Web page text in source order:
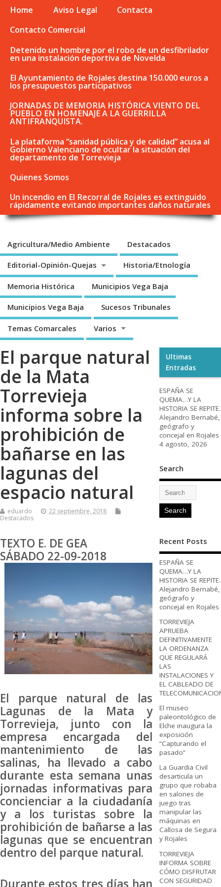
Home Aviso Legal
Contacta
Contacto Comercial
Detenido un hombre por el robo de un desfibrilador
en una instalación deportiva de Novelda
El Ayuntamiento de Rojales destina 150.000 euros a
los presupuestos participativos
JORNADAS DE MEMORIA HISTÓRICA VIENTO DEL
PUEBLO EN HOMENAJE A LA GUERRILLA
ANTIFRANQUISTA.
La plataforma “sanidad pública y de calidad” acusa al
Gobierno Valenciano de ocultar la situación del
departamento de Torrevieja
Quienes Somos
Un incendio en El Recorral de Rojales es extinguido
rápidamente evitando importantes daños naturales
Agricultura/Medio Ambiente Destacados
Editorial-Opinión-Quejas Historia/Etnología
Memoria Histórica Municipios Vega Baja
Municipios Vega Baja Sucesos Tribunales
Temas Comarcales Varios
El parque natural
de la Mata
Torrevieja
informa sobre la
prohibición de
bañarse en las
lagunas del
espacio natural
eduardo
22 septiembre, 2018
Destacados
TEXTO E. DE GEA
SÁBADO 22-09-2018
El parque natural de las
Lagunas de la Mata y
Torrevieja, junto con la
empresa encargada del
mantenimiento de las
salinas, ha llevado a cabo
durante esta semana unas
jornadas informativas para
concienciar a la ciudadanía
y a los turistas sobre la
prohibición de bañarse a las
lagunas que se encuentran
dentro del parque natural.
Durante estos tres días han
Ultimas
Entradas
ESPAÑA SE
QUEMA…Y LA
HISTORIA SE REPITE.
Alejandro Bernabé,
geógrafo y
concejal en Rojales
4 agosto, 2026
Search
Recent Posts
ESPAÑA SE
QUEMA…Y LA
HISTORIA SE REPITE.
Alejandro Bernabé,
geógrafo y
concejal en Rojales
TORREVIEJA
APRUEBA
DEFINITIVAMENTE
LA ORDENANZA
QUE REGULARÁ
LAS
INSTALACIONES Y
EL CABLEADO DE
El museo
paleontológico de
Elche inaugura la
exposición
“Capturando el
pasado”
La Guardia Civil
desarticula un
grupo que robaba
en salones de
juego tras
manipular las
máquinas en
Callosa de Segura
y Rojales
TORREVIEJA
INFORMA SOBRE
CÓMO DISFRUTAR
CON SEGURIDAD